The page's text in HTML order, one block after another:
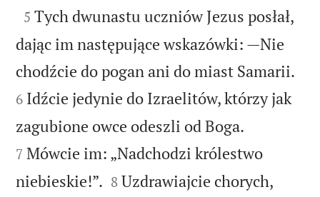

5 Tych dwunastu uczniów Jezus posłał,
dając im następujące wskazówki: —Nie
chodźcie do pogan ani do miast Samarii.
6 Idźcie jedynie do Izraelitów, którzy jak
zagubione owce odeszli od Boga.
7 Mówcie im: „Nadchodzi królestwo
niebieskie!”. 

8 Uzdrawiajcie chorych,